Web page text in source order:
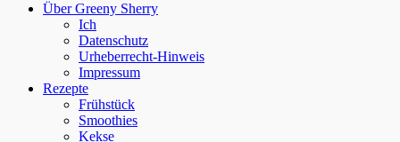
Über Greeny Sherry
Ich
Datenschutz
Urheberrecht-Hinweis
Impressum
Rezepte
Frühstück
Smoothies
Kekse